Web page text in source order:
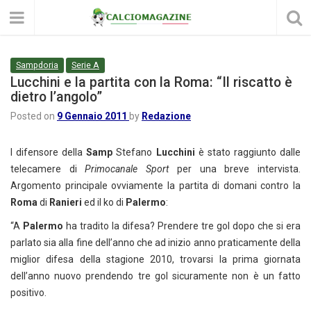
Sampdoria Serie A
Lucchini e la partita con la Roma: “Il riscatto è
dietro l’angolo”
Posted on 9 Gennaio 2011 by Redazione
l difensore della SampStefano Lucchini è stato raggiunto dalle
telecamere diPrimocanale Sportper una breve intervista.
Argomento principale ovviamente la partita di domani contro la
Roma di Ranieri ed il ko di Palermo:
“A Palermo ha tradito la difesa? Prendere tre gol dopo che si era
parlato sia alla fine dell’anno che ad inizio anno praticamente della
miglior difesa della stagione 2010, trovarsi la prima giornata
dell’anno nuovo prendendo tre gol sicuramente non è un fatto
positivo.